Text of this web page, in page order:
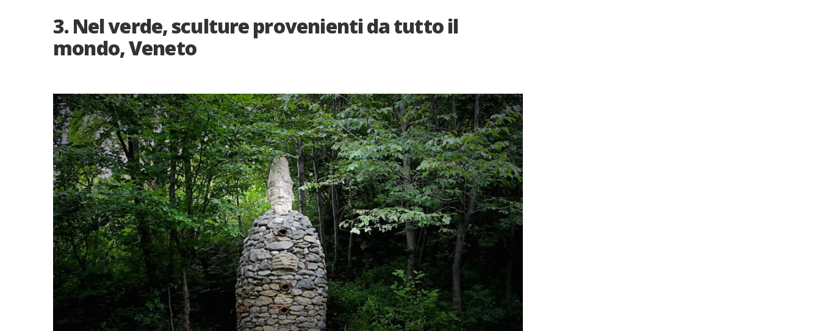
3. Nel verde, sculture provenienti da tutto il
mondo, Veneto